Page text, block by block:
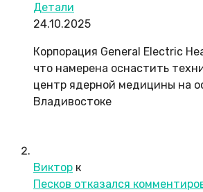
Детали
24.10.2025
Корпорация General Electric
что намерена оснастить
центр ядерной медицины на
Владивостоке
Виктор к
Песков отказался